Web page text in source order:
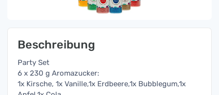
Beschreibung
Party Set
6 x 230 g Aromazucker:
1x Kirsche, 1x Vanille,1x Erdbeere,1x Bubblegum,1x